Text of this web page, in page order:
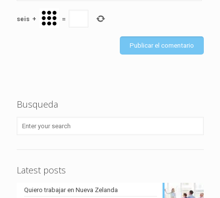
seis + =
Busqueda
Latest posts
Quiero trabajar en Nueva Zelanda